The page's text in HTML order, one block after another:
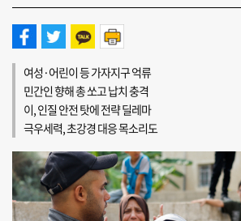
여성·어린이 등 가자지구 억류
민간인 향해 총 쏘고 납치 충격
이, 인질 안전 탓에 전략 딜레마
극우세력, 초강경 대응 목소리도